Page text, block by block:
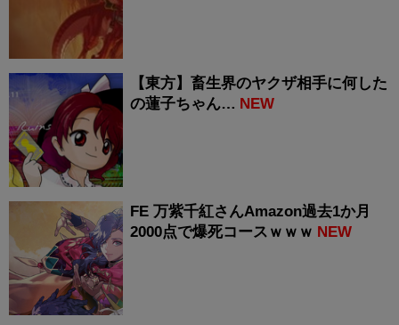
【東方】畜生界のヤクザ相手に何した
の蓮子ちゃん… NEW
FE 万紫千紅さんAmazon過去1か月
2000点で爆死コースｗｗｗ NEW